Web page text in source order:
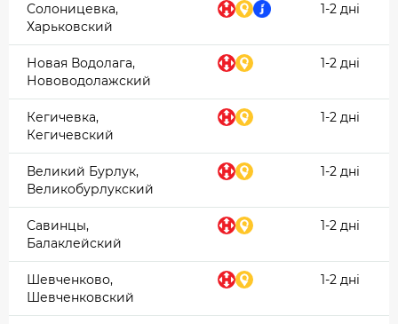
Солоницевка,
Харьковский
1-2 дні
Новая Водолага,
Нововодолажский
1-2 дні
Кегичевка,
Кегичевский
1-2 дні
Великий Бурлук,
Великобурлукский
1-2 дні
Савинцы,
Балаклейский
1-2 дні
Шевченково,
Шевченковский
1-2 дні